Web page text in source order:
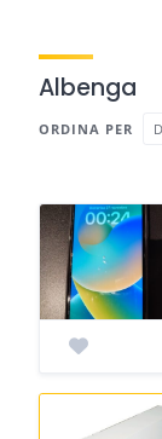
Albenga
ORDINA PER